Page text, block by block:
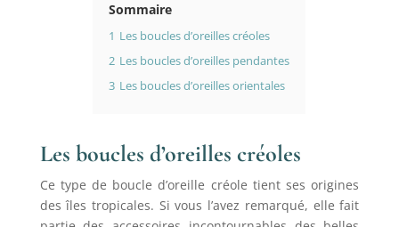
Sommaire
1 Les boucles d’oreilles créoles
2 Les boucles d’oreilles pendantes
3 Les boucles d’oreilles orientales
Les boucles d’oreilles créoles
Ce type de boucle d’oreille créole tient ses origines
des îles tropicales. Si vous l’avez remarqué, elle fait